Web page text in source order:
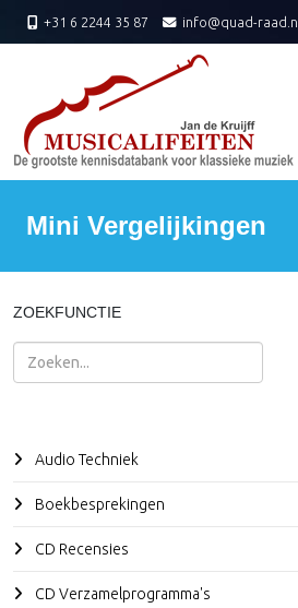
+31 6 2244 35 87 info@quad-raad.nl
Mini Vergelijkingen
ZOEKFUNCTIE
Zoeken
Audio Techniek
Boekbesprekingen
CD Recensies
CD Verzamelprogramma's